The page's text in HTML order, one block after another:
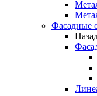
Фасадные